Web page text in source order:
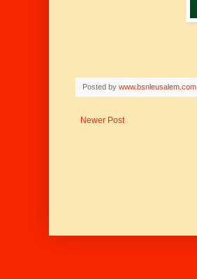
Posted by www.bsnleusalem.com
Newer Post